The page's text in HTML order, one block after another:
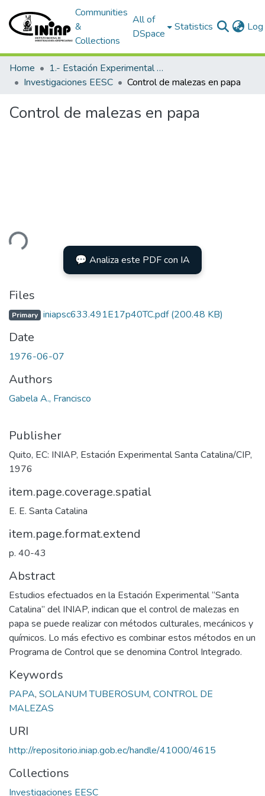
Communities
&
Collections
All of
DSpace
Statistics
Home
1.- Estación Experimental Santa Catalina
Investigaciones EESC
Control de malezas en papa
Control de malezas en papa
💬 Analiza este PDF con IA
Files
Primary iniapsc633.491E17p40TC.pdf(200.48 KB)
Date
1976-06-07
Authors
Gabela A., Francisco
Publisher
Quito, EC: INIAP, Estación Experimental Santa Catalina/CIP,
1976
item.page.coverage.spatial
E. E. Santa Catalina
item.page.format.extend
p. 40-43
Abstract
Estudios efectuados en la Estación Experimental “Santa
Catalina” del INIAP, indican que el control de malezas en
papa se puede realizar con métodos culturales, mecánicos y
químicos. Lo más efectivo es combinar estos métodos en un
Programa de Control que se denomina Control Integrado.
Keywords
PAPA, SOLANUM TUBEROSUM, CONTROL DE
MALEZAS
URI
http://repositorio.iniap.gob.ec/handle/41000/4615
Collections
Investigaciones EESC